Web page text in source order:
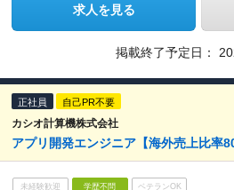
求人を見る
掲載終了予定日：
正社員 自己PR不要
カシオ計算機株式会社
アプリ開発エンジニア【海外売上比率
未経験歓迎 学歴不問 ベテランOK